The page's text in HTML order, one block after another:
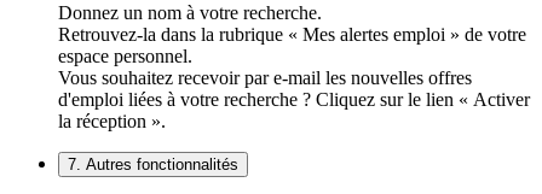
Donnez un nom à votre recherche.
Retrouvez-la dans la rubrique « Mes alertes emploi » de votre
espace personnel.
Vous souhaitez recevoir par e-mail les nouvelles offres
d'emploi liées à votre recherche ? Cliquez sur le lien « Activer
la réception ».
7. Autres fonctionnalités